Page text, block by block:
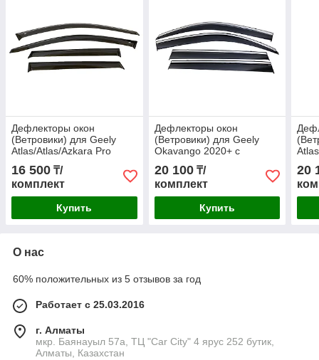
Дефлекторы окон
(Ветровики) для Geely
Atlas/Atlas/Azkara Pro
16 500 ₸/
комплект
Купить
Дефлекторы окон
(Ветровики) для Geely
Okavango 2020+ с
металлическим
молдингом
20 100₸/
комплект
Купить
20
О нас
60% положительных из 5 отзывов за год
Работает с 25.03.2016
г. Алматы
мкр. Баянауыл 57а, ТЦ "Car Сity" 4 ярус 252 бутик,
Алматы, Казахстан